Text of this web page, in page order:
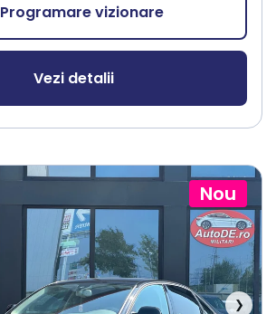
Programare vizionare
Vezi detalii
Nou
❯